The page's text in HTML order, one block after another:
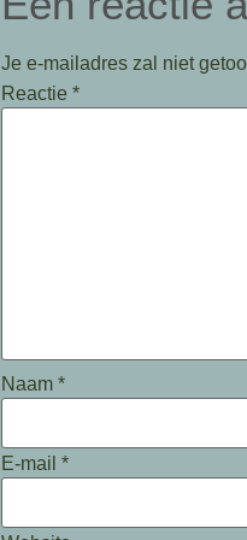
Je e-mailadres zal niet
Reactie *
Naam *
E-mail *